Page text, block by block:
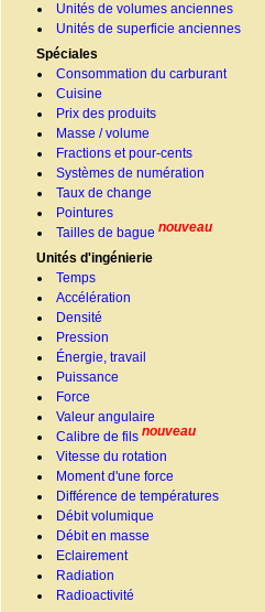
Unités de volumes anciennes
Unités de superficie anciennes
Spéciales
Consommation du carburant
Cuisine
Prix des produits
Masse / volume
Fractions et pour-cents
Systèmes de numération
Taux de change
Pointures
Tailles de bague nouveau
Unités d'ingénierie
Temps
Accélération
Densité
Pression
Énergie, travail
Puissance
Force
Valeur angulaire
Calibre de fils nouveau
Vitesse du rotation
Moment d'une force
Différence de températures
Débit volumique
Débit en masse
Eclairement
Radiation
Radioactivité